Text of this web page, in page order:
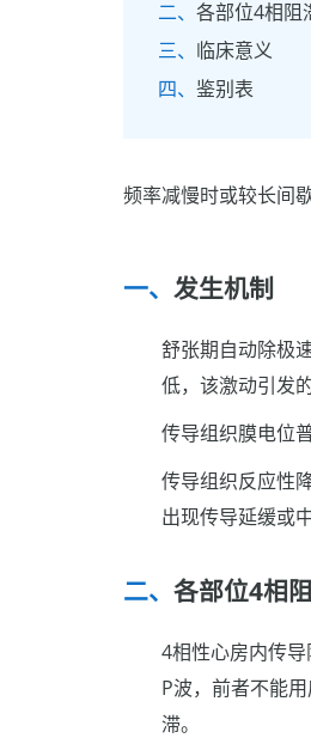
各部位4相阻
临床意义
鉴别表
频率减慢时或较长间
发生机制
舒张期自动除极
低，该激动引发
传导组织膜电位
传导组织反应性
出现传导延缓或中
各部位4相
4相性心房内传
P波，前者不能
滞。